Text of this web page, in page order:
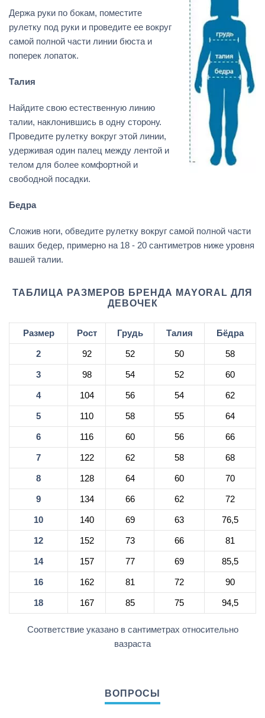
Держа руки по бокам, поместите
рулетку под руки и проведите ее вокруг
самой полной части линии бюста и
поперек лопаток.
Талия
Найдите свою естественную линию
талии, наклонившись в одну сторону.
Проведите рулетку вокруг этой линии,
удерживая один палец между лентой и
телом для более комфортной и
свободной посадки.
Бедра
Сложив ноги, обведите рулетку вокруг самой полной части
ваших бедер, примерно на 18 - 20 сантиметров ниже уровня
вашей талии.
ТАБЛИЦА РАЗМЕРОВ БРЕНДА MAYORAL ДЛЯ
ДЕВОЧЕК
Размер Рост Грудь Талия Бёдра
2 92 52 50 58
3 98 54 52 60
4 104 56 54 62
5 110 58 55 64
6 116 60 56 66
7 122 62 58 68
8 128 64 60 70
9 134 66 62 72
10 140 69 63 76,5
12 152 73 66 81
14 157 77 69 85,5
16 162 81 72 90
18 167 85 75 94,5
Соответствие указано в сантиметрах относительно
вазраста